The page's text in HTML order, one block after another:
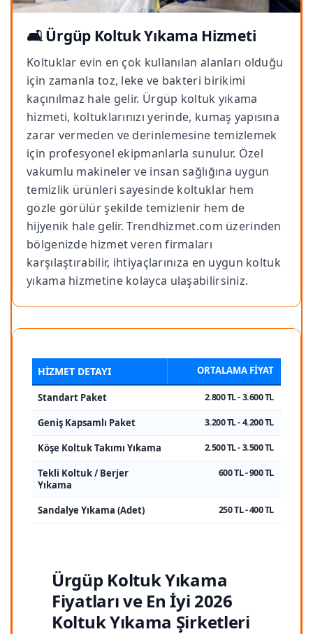
🛋️ Ürgüp Koltuk Yıkama Hizmeti
Koltuklar evin en çok kullanılan alanları olduğu
için zamanla toz, leke ve bakteri birikimi
kaçınılmaz hale gelir. Ürgüp koltuk yıkama
hizmeti, koltuklarınızı yerinde, kumaş yapısına
zarar vermeden ve derinlemesine temizlemek
için profesyonel ekipmanlarla sunulur. Özel
vakumlu makineler ve insan sağlığına uygun
temizlik ürünleri sayesinde koltuklar hem
gözle görülür şekilde temizlenir hem de
hijyenik hale gelir. Trendhizmet.com üzerinden
bölgenizde hizmet veren firmaları
karşılaştırabilir, ihtiyaçlarınıza en uygun koltuk
yıkama hizmetine kolayca ulaşabilirsiniz.
HIZMET DETAYI ORTALAMA FIYAT
Standart Paket 2.800 TL - 3.600 TL
Geniş Kapsamlı Paket 3.200 TL - 4.200 TL
Köşe Koltuk Takımı Yıkama 2.500 TL - 3.500 TL
Tekli Koltuk / Berjer
Yıkama
600 TL - 900 TL
Sandalye Yıkama (Adet) 250 TL - 400 TL
Ürgüp Koltuk Yıkama
Fiyatları ve En İyi 2026
Koltuk Yıkama Şirketleri